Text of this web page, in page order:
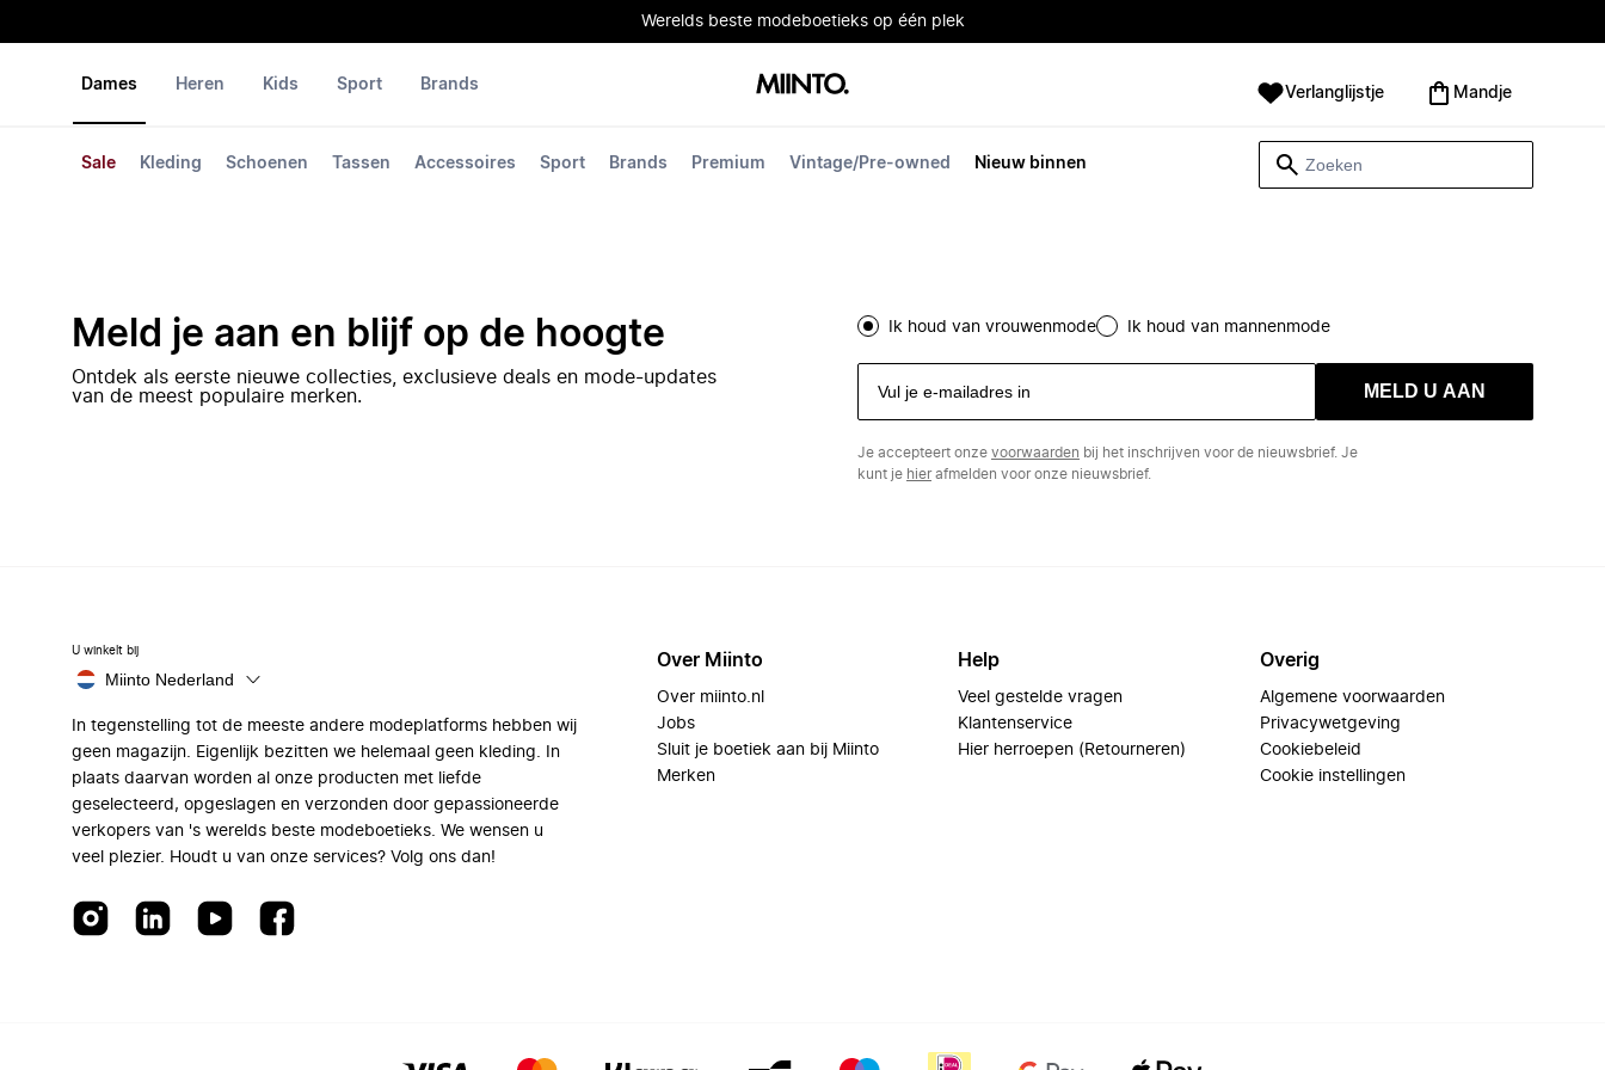
Werelds beste modeboetieks op één plek
Dames
Sale Kleding Schoenen Tassen Accessoires Sport Brands Premium Vintage/Pre-owned Nieuw binnen
Heren Kids Sport Brands Verlanglijstje Mandje
Meld je aan en blijf op de hoogte
Ontdek als eerste nieuwe collecties, exclusieve deals en mode-updates
van de meest populaire merken.
Ik houd van vrouwenmode Ik houd van mannenmode
MELD U AAN
Je accepteert onze voorwaarden bij het inschrijven voor de nieuwsbrief. Je
kunt je hierafmelden voor onze nieuwsbrief.
U winkelt bij
Miinto Nederland
In tegenstelling tot de meeste andere modeplatforms hebben wij
geen magazijn. Eigenlijk bezitten we helemaal geen kleding. In
plaats daarvan worden al onze producten met liefde
geselecteerd, opgeslagen en verzonden door gepassioneerde
verkopers van 's werelds beste modeboetieks. We wensen u
veel plezier. Houdt u van onze services? Volg ons dan!
Over Miinto
Over miinto.nl
Jobs
Sluit je boetiek aan bij Miinto
Merken
Help
Veel gestelde vragen
Klantenservice
Hier herroepen (Retourneren)
Overig
Algemene voorwaarden
Privacywetgeving
Cookiebeleid
Cookie instellingen